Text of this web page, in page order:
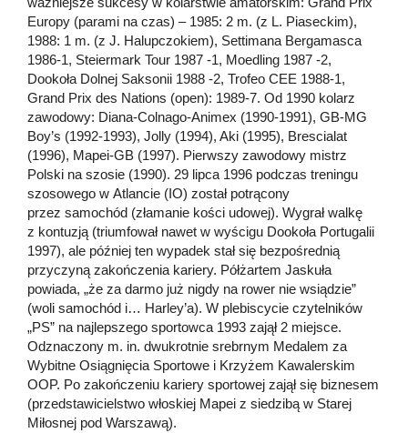
Europy (parami na czas) – 1985: 2 m. (z L. Piaseckim),
1988: 1 m. (z J. Halupczokiem), Settimana Bergamasca
1986-1, Steiermark Tour 1987 -1, Moedling 1987 -2,
Dookoła Dolnej Saksonii 1988 -2, Trofeo CEE 1988-1,
Grand Prix des Nations (open): 1989-7. Od 1990 kolarz
zawodowy: Diana-Colnago-Animex (1990-1991), GB-MG
Boy’s (1992-1993), Jolly (1994), Aki (1995), Brescialat
(1996), Mapei-GB (1997). Pierwszy zawodowy mistrz
Polski na szosie (1990). 29 lipca 1996 podczas treningu
szosowego w Atlancie (IO) został potrącony
przez samochód (złamanie kości udowej). Wygrał walkę
z kontuzją (triumfował nawet w wyścigu Dookoła Portugalii
1997), ale później ten wypadek stał się bezpośrednią
przyczyną zakończenia kariery. Półżartem Jaskuła
powiada, „że za darmo już nigdy na rower nie wsiądzie”
(woli samochód i… Harley’a). W plebiscycie czytelników
„PS” na najlepszego sportowca 1993 zajął 2 miejsce.
Odznaczony m. in. dwukrotnie srebrnym Medalem za
Wybitne Osiągnięcia Sportowe i Krzyżem Kawalerskim
OOP. Po zakończeniu kariery sportowej zajął się biznesem
(przedstawicielstwo włoskiej Mapei z siedzibą w Starej
Miłosnej pod Warszawą).